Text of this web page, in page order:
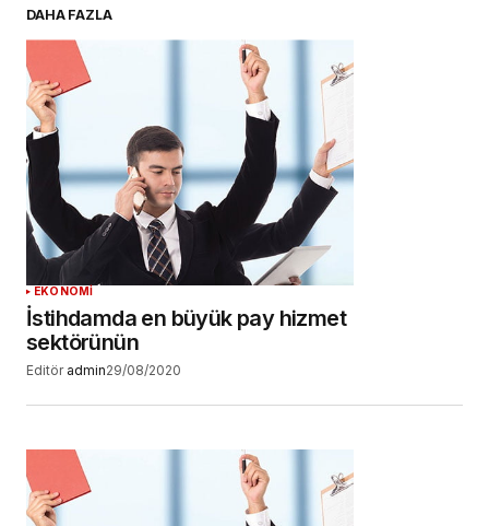
Daha sonraki yorumlarımda kullanılması için
adım, e-posta adresim ve site adresim bu
YORUM GÖNDER
DAHA FAZLA
EKONOMİ
İstihdamda en büyük pay hizmet
sektörünün
Editör admin29/08/2020